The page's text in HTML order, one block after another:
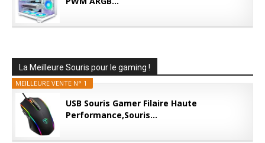
La Meilleure Souris pour le gaming !
MEILLEURE VENTE N° 1
USB Souris Gamer Filaire Haute
Performance,Souris...